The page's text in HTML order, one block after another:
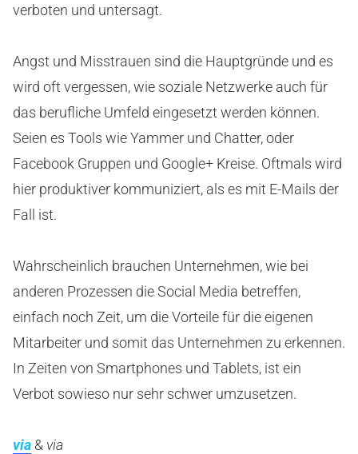
verboten und untersagt.
Angst und Misstrauen sind die Hauptgründe und es
wird oft vergessen, wie soziale Netzwerke auch für
das berufliche Umfeld eingesetzt werden können.
Seien es Tools wie Yammer und Chatter, oder
Facebook Gruppen und Google+ Kreise. Oftmals wird
hier produktiver kommuniziert, als es mit E-Mails der
Fall ist.
Wahrscheinlich brauchen Unternehmen, wie bei
anderen Prozessen die Social Media betreffen,
einfach noch Zeit, um die Vorteile für die eigenen
Mitarbeiter und somit das Unternehmen zu erkennen.
In Zeiten von Smartphones und Tablets, ist ein
Verbot sowieso nur sehr schwer umzusetzen.
via & via